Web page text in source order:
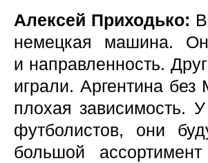
Алексей Приходько:
немецкая машина.
и направленность.
играли. Аргентина без
плохая зависимость.
футболистов, они
большой